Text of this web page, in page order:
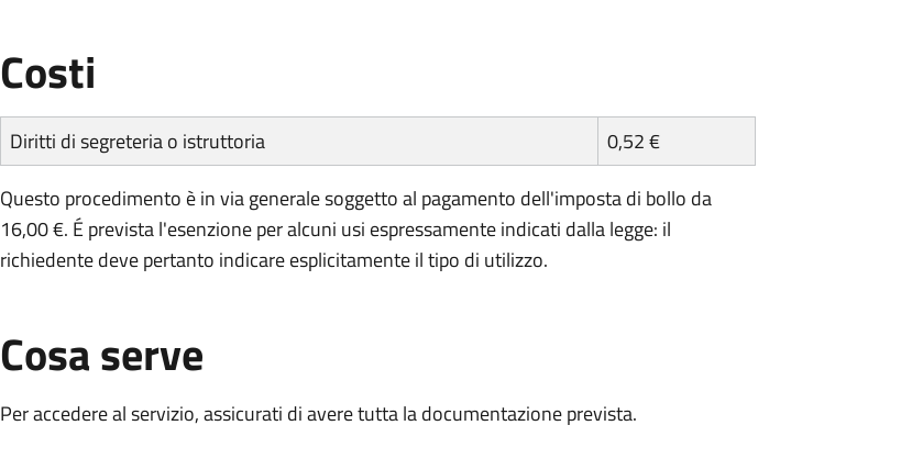
Costi
Diritti di segreteria o istruttoria
0,52 €
Questo procedimento è in via generale soggetto al pagamento dell'imposta di bollo da
16,00 €. É prevista l'esenzione per alcuni usi espressamente indicati dalla legge: il
richiedente deve pertanto indicare esplicitamente il tipo di utilizzo.
Cosa serve
Per accedere al servizio, assicurati di avere tutta la documentazione prevista.